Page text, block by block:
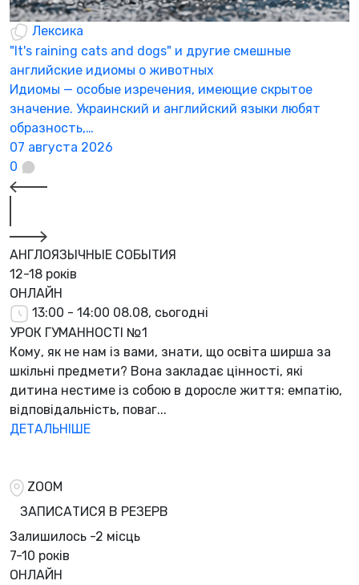
Лексика
"It's raining cats and dogs" и другие смешные
английские идиомы о животных
Идиомы — особые изречения, имеющие скрытое
значение. Украинский и английский языки любят
образность,…
07 августа 2026
0
АНГЛОЯЗЫЧНЫЕ СОБЫТИЯ
12-18 років
ОНЛАЙН
13:00 - 14:00 08.08, сьогодні
УРОК ГУМАННОСТІ №1
Кому, як не нам із вами, знати, що освіта ширша за
шкільні предмети? Вона закладає цінності, які
дитина нестиме із собою в доросле життя: емпатію,
відповідальність, поваг...
ДЕТАЛЬНІШЕ
ZOOM
ЗАПИСАТИСЯ В РЕЗЕРВ
Залишилось -2 місць
7-10 років
ОНЛАЙН